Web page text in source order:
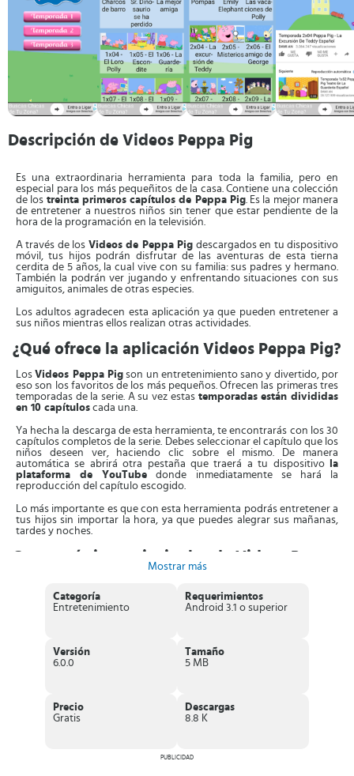
Descripción de Videos Peppa Pig
Es una extraordinaria herramienta para toda la familia, pero en
especial para los más pequeñitos de la casa. Contiene una colección
de los treinta primeros capítulos de Peppa Pig. Es la mejor manera
de entretener a nuestros niños sin tener que estar pendiente de la
hora de la programación en la televisión.
A través de los Videos de Peppa Pig descargados en tu dispositivo
móvil, tus hijos podrán disfrutar de las aventuras de esta tierna
cerdita de 5 años, la cual vive con su familia: sus padres y hermano.
También la podrán ver jugando y enfrentando situaciones con sus
amiguitos, animales de otras especies.
Los adultos agradecen esta aplicación ya que pueden entretener a
sus niños mientras ellos realizan otras actividades.
¿Qué ofrece la aplicación Videos Peppa Pig?
LosVideos Peppa Pigson un entretenimiento sano y divertido, por
eso son los favoritos de los más pequeños. Ofrecen las primeras tres
temporadas de la serie. A su vez estas temporadas están divididas
en 10 capítulos cada una.
Ya hecha la descarga de esta herramienta, te encontrarás con los 30
capítulos completos de la serie. Debes seleccionar el capítulo que los
niños deseen ver, haciendo clic sobre el mismo. De manera
automática se abrirá otra pestaña que traerá a tu dispositivo
la
plataforma de YouTube donde inmediatamente se hará la
reproducción del capítulo escogido.
Lo más importante es que con esta herramienta podrás entretener a
tus hijos sin importar la hora, ya que puedes alegrar sus mañanas,
tardes y noches.
Características principales de Videos Peppa
Te da la posibilidad de tener todos los videos de
definición, lo que significa que los más pequeños junto con
repleto de material educativo, para infundir aprendizaje y
valores a los más pequeños de la casa.
capítulos preferidos.
Debes tener una conexión a internet
Las tres temporadas completas deVideos Peppa Pig
Mostrar más
Categoría
Entretenimiento
Requerimientos
Android 3.1 o superior
Versión
6.0.0
Tamaño
5 MB
Precio
Gratis
Descargas
8.8 K
PUBLICIDAD